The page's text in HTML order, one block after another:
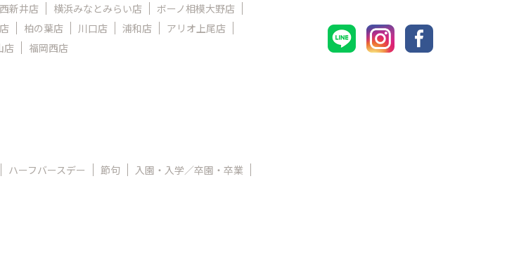
西新井店 横浜みなとみらい店
ボーノ相模大野店
柏の葉店 川口店 浦和店
アリオ上尾店
店 福岡西店
ハーフバースデー 節句
入園・入学／卒園・卒業